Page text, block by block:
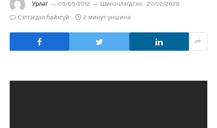
Урлаг 09/05/2012 Шинэчлэгдсэн: 20/02/2026
Сэтгэгдэл байхгүй
2 минут уншина